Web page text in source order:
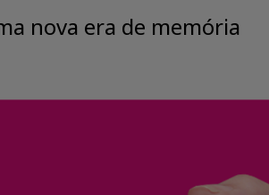
nova era de memória